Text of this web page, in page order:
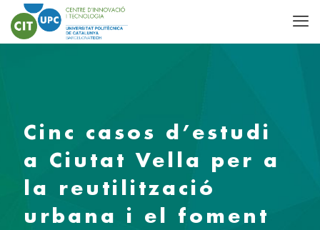
Cinc casos d’estudi
a Ciutat Vella per a
la reutilització
urbana i el foment